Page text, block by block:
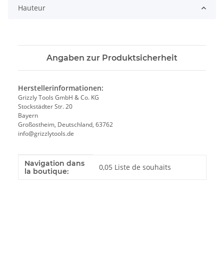
Hauteur
Angaben zur Produktsicherheit
Herstellerinformationen:
Grizzly Tools GmbH & Co. KG
Stockstädter Str. 20
Bayern
Großostheim, Deutschland, 63762
info@grizzlytools.de
Valeur
Fabricant
Navigation dans
la boutique:
0,05 Liste de souhaits